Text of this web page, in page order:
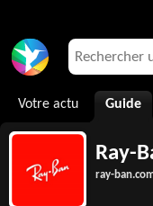
Votre actu Guide
Ray-
ray-